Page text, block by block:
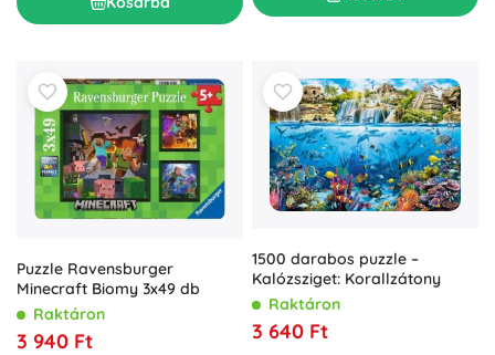
Puzzle Ravensburger
Minecraft Biomy 3x49 db
Raktáron
3 940 Ft
1500 darabos puzzle –
Kalózsziget: Korallzátony
Raktáron
3 640 Ft